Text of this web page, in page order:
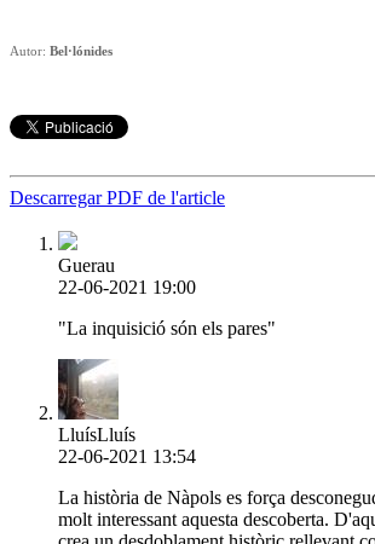
Autor: Bel·lónides
Descarregar PDF de l'article
Guerau
22-06-2021 19:00
"La inquisició són els pares"
LluísLluís
22-06-2021 13:54
La història de Nàpols es força
molt interessant aquesta descoberta.